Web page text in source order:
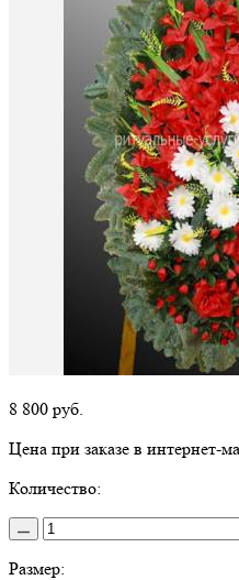
8 800 руб.
Цена при заказе в интернет-
Количество:
Размер: